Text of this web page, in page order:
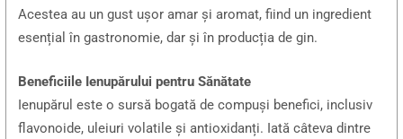
Acestea au un gust ușor amar și aromat, fiind un ingredient
esențial în gastronomie, dar și în producția de gin.
Beneficiile Ienupărului pentru Sănătate
Ienupărul este o sursă bogată de compuși benefici, inclusiv
flavonoide, uleiuri volatile și antioxidanți. Iată câteva dintre